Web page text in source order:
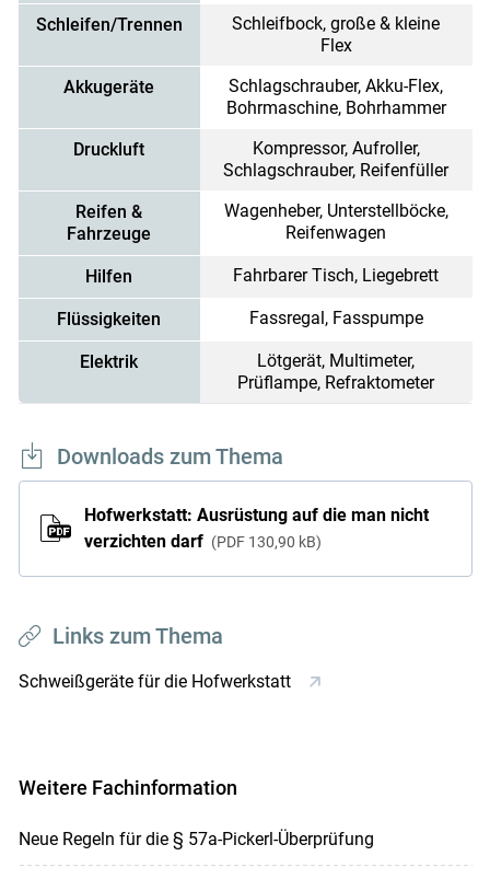
Schleifen/Trennen
Schleifbock, große & kleine
Flex
Akkugeräte
Schlagschrauber, Akku-Flex,
Bohrmaschine, Bohrhammer
Druckluft
Kompressor, Aufroller,
Schlagschrauber, Reifenfüller
Reifen &
Fahrzeuge
Wagenheber, Unterstellböcke,
Reifenwagen
Hilfen Fahrbarer Tisch, Liegebrett
Flüssigkeiten Fassregal, Fasspumpe
Elektrik
Lötgerät, Multimeter,
Prüflampe, Refraktometer
Downloads zum Thema
Hofwerkstatt: Ausrüstung auf die man nicht
verzichten darf
PDF 130,90 kB
Links zum Thema
Schweißgeräte für die Hofwerkstatt
Weitere Fachinformation
Neue Regeln für die § 57a-Pickerl-Überprüfung